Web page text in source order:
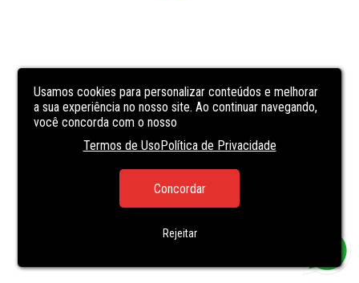
Usamos cookies para personalizar conteúdos e melhorar
a sua experiência no nosso site. Ao continuar navegando,
você concorda com o nosso
Termos de UsoPolítica de Privacidade
Concordar
Rejeitar